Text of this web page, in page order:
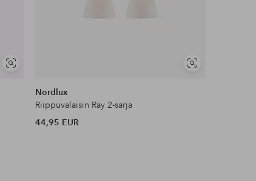
Näytä
Näytä
Nordlux
Riippuvalaisin Ray 2-sarja
44,95 EUR